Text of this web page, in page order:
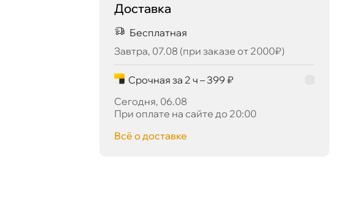
Доставка
Бесплатная
Завтра, 07.08 (при заказе от 2000₽)
Срочная за 2 ч – 399 ₽
Сегодня, 06.08
При оплате на сайте до 20:00
сё о доставке